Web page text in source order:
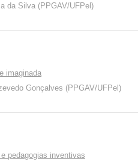
da Silva (PPGAV/UFPel)
imaginada
Gonçalves (PPGAV/UFPel)
pedagogias inventivas